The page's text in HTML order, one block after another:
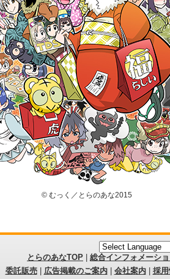
© むっく／とらのあな2015
とらのあなTOP
総合インフォメーシ
委託販売| 広告掲載のご案内| 会社案内| 採